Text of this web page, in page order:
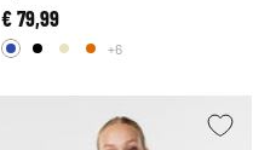
€ 79,99
+6